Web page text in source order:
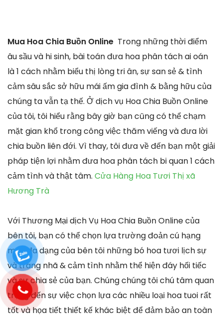
Mua Hoa Chia Buồn Online Trong những thời điểm
âu sầu và hi sinh, bài toán đưa hoa phân tách ai oán
là 1 cách nhằm biểu thị lòng tri ân, sự san sẻ & tình
cảm sâu sắc sở hữu mái ấm gia đình & bằng hữu của
chúng ta vẫn tạ thế. Ở dịch vụ Hoa Chia Buồn Online
của tôi, tôi hiểu rằng bây giờ bạn cũng có thể chạm
mặt gian khổ trong công việc thăm viếng và đưa lời
chia buồn liên đới. Vì thay, tôi đưa về đến bạn một giải
pháp tiện lợi nhằm đưa hoa phân tách bi quan 1 cách
cảm tình và thật tâm. Cửa Hàng Hoa Tươi Thị xã
Hương Trà
Với Thương Mại dịch Vụ Hoa Chia Buồn Online của
bên tôi, bạn có thể chọn lựa trường đoản cú hạng
mục đa dạng của bên tôi những bó hoa tươi lịch sự
và trang nhã & cảm tình nhằm thể hiện đáy hối tiếc
và sự chia sẻ của bạn. Chúng chúng tôi chú tâm quan
trọng đến sự việc chọn lựa các nhiều loại hoa tuoi rất
tốt và họa tiết thiết kế khác biệt để đảm bảo an toàn